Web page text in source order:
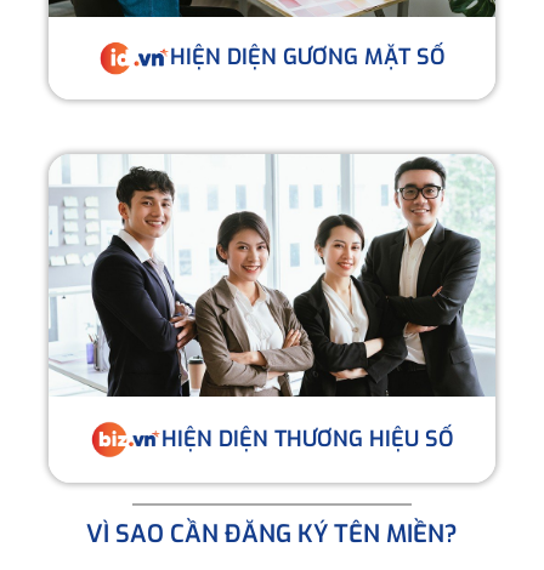
HIỆN DIỆN GƯƠNG MẶT SỐ
HIỆN DIỆN THƯƠNG HIỆU SỐ
VÌ SAO CẦN ĐĂNG KÝ TÊN MIỀN?